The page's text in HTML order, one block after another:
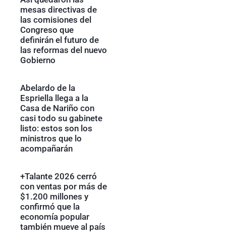
mesas directivas de
las comisiones del
Congreso que
definirán el futuro de
las reformas del nuevo
Gobierno
Abelardo de la
Espriella llega a la
Casa de Nariño con
casi todo su gabinete
listo: estos son los
ministros que lo
acompañarán
+Talante 2026 cerró
con ventas por más de
$1.200 millones y
confirmó que la
economía popular
también mueve al país